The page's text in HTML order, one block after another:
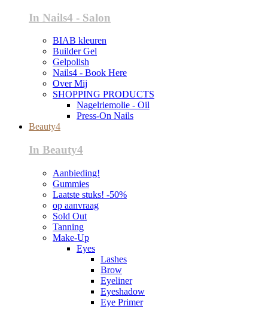
In Nails4 - Salon
BIAB kleuren
Builder Gel
Gelpolish
Nails4 - Book Here
Over Mij
SHOPPING PRODUCTS
Nagelriemolie - Oil
Press-On Nails
Beauty4
In Beauty4
Aanbieding!
Gummies
Laatste stuks! -50%
op aanvraag
Sold Out
Tanning
Make-Up
Eyes
Lashes
Brow
Eyeliner
Eyeshadow
Eye Primer